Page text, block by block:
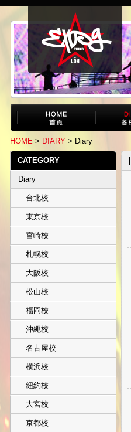
HOME > DIARY > Diary
CATEGORY
Diary
台北校
東京校
宮崎校
札幌校
大阪校
松山校
福岡校
沖繩校
名古屋校
横浜校
紐約校
大宮校
京都校